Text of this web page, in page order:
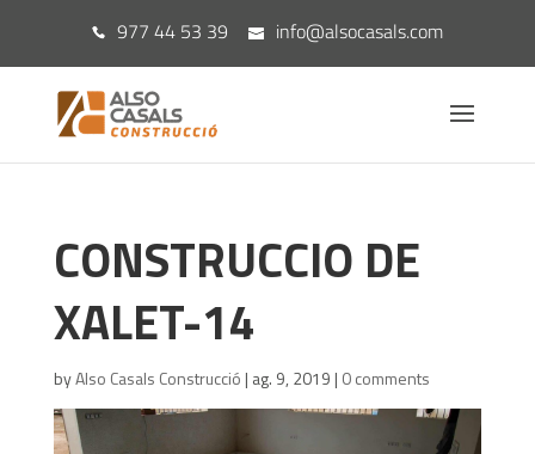
977 44 53 39 info@alsocasals.com
CONSTRUCCIO DE
XALET-14
byAlso Casals Construcció | ag. 9, 2019 | 0 comments